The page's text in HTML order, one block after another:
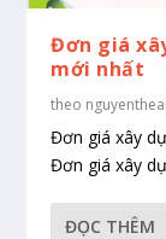
Đơn giá
mới nhất
theo
Đơn giá xây
Đơn giá xây
ĐỌC THÊM